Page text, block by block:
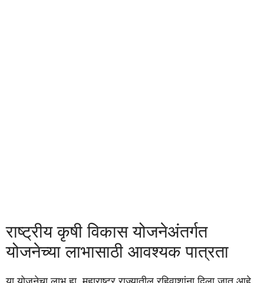
राष्ट्रीय कृषी विकास योजनेअंतर्गत
योजनेच्या लाभासाठी आवश्यक पात्रता